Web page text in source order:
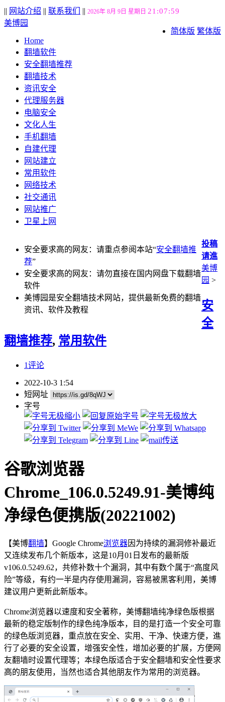
|| 网站介绍 || 联系我们 || 2026年 8月 9日 星期日 21:08:00
简体版 繁体版
美博园
Home
翻墙软件
安全翻墙推荐
翻墙技术
资讯安全
代理服务器
电脑安全
文化人生
手机翻墙
自建代理
网站建立
常用软件
网络技术
社交通讯
网站推广
卫星上网
安全要求高的网友：请重点参阅本站“安全翻墙推
荐”
安全要求高的网友：请勿直接在国内网盘下载翻墙
软件
美博园是安全翻墙技术网站，提供最新免费的翻墙
资讯、软件及教程
投稿
请進
美博
园 >
安
全
翻墙推荐, 常用软件
1评论
2022-10-3 1:54
短网址
字号
谷歌浏览器
Chrome_106.0.5249.91-美博纯
净绿色便携版(20221002)
【美博翻墙】Google Chrome浏览器因为持续的漏洞修补最近
又连续发布几个新版本，这是10月01日发布的最新版
v106.0.5249.62，共修补数十个漏洞，其中有数个属于“高度风
险”等级，有约一半是内存使用漏洞，容易被黑客利用，美博
建议用户更新此新版本。
Chrome浏览器以速度和安全著称，美博翻墙纯净绿色版根据
最新的稳定版制作的绿色纯净版本，目的是打造一个安全可靠
的绿色版浏览器，重点放在安全、实用、干净、快速方便，進
行了必要的安全设置，增强安全性，增加必要的扩展，方便网
友翻墙时设置代理等；本绿色版适合于安全翻墙和安全性要求
高的朋友使用，当然也适合其他朋友作为常用的浏览器。